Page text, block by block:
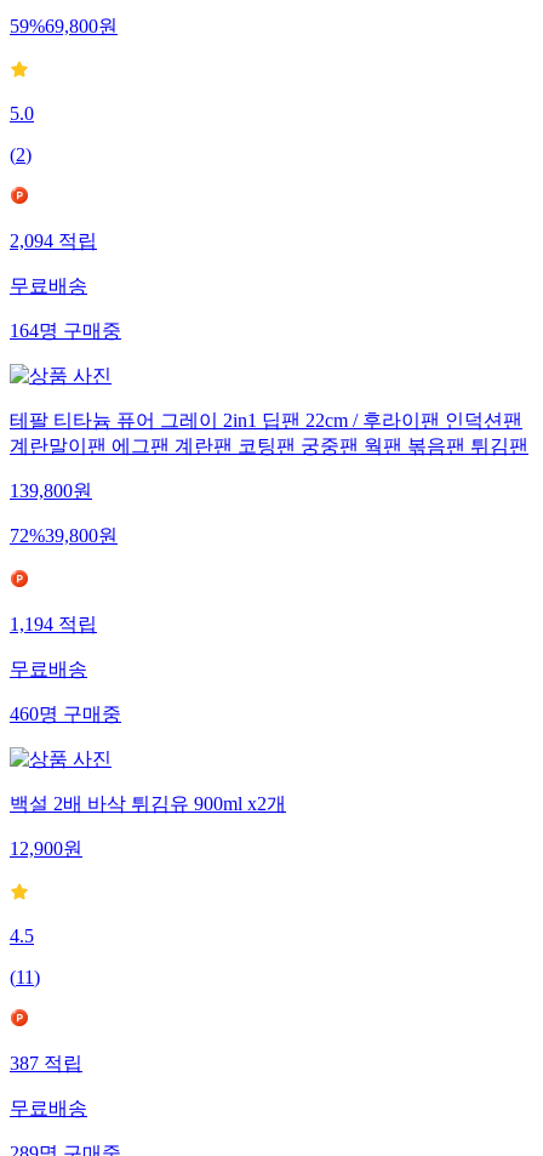
59%69,800원
5.0
(2)
2,094적립
무료배송
164명구매중
테팔 티타늄 퓨어 그레이 2in1 딥팬 22cm / 후라이팬 인덕션팬
계란말이팬 에그팬 계란팬 코팅팬 궁중팬 웍팬 볶음팬 튀김팬
139,800원
72%39,800원
1,194적립
무료배송
460명구매중
백설 2배 바삭 튀김유 900ml x2개
12,900원
4.5
(11)
387적립
무료배송